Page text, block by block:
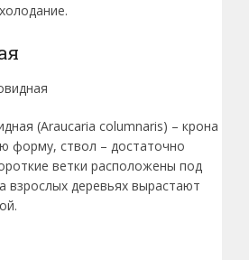
(Araucaria columnaris) – крона
форму, ствол – достаточно
ветки расположены под
взрослых деревьях вырастают